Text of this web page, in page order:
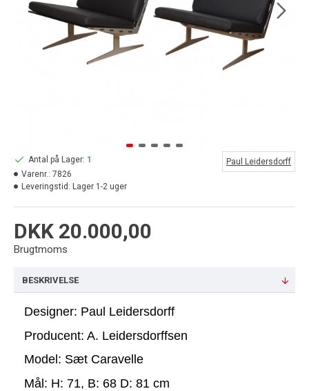
DKK 20.000,00
Brugtmoms
Antal på Lager: 1
Varenr.: 7826
Leveringstid: Lager 1-2 uger
Paul Leidersdorff
BESKRIVELSE
Designer: Paul Leidersdorff
Producent: A. Leidersdorffsen
Model: Sæt Caravelle
Mål: H: 71, B: 68 D: 81 cm